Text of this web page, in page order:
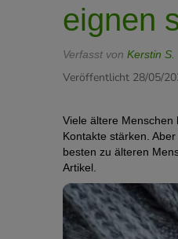
eignen
Verfasst von Kerstin S.
Veröffentlicht 28/05/
Viele ältere Menschen
Kontakte stärken.
besten zu älteren
Artikel.